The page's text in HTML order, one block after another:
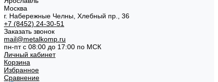
Москва
г. Набережные Челны, Хлебный пр., 36
+7 (8452) 24-30-51
Заказать звонок
mail@metalkomp.ru
пн-пт с 08:00 до 17:00 по МСК
Личный кабинет
Корзина
Избранное
Сравнение